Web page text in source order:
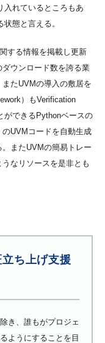
入れているところもあ
態と言える。
する情報を掲載し更新
ウンロード数を誇る業
たUVMの導入の敷居を
）もVerification
ができるPythonベースの
UVMコードを自動生成
またUVMの簡易トレー
なリソースを是非とも
立ち上げ支援
き、誰もがプロジェ
ようにすることを目